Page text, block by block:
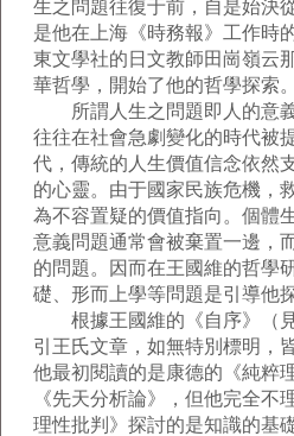
生之問題往復于前，自是始決
是他在上海《時務報》工作時
東文學社的日文教師田崗嶺云
華哲學，開始了他的哲學探索。
所謂人生之問題即人的意義
往往在社會急劇變化的時代被
代，傳統的人生價值信念依然
的心靈。由于國家民族危機，
為不容置疑的價值指向。個體
意義問題通常會被棄置一邊，
的問題。因而在王國維的哲學
礎、形而上學等問題是引導他
根據王國維的《自序》（見
引王氏文章，如無特別標明，
他最初閱讀的是康德的《純粹
《先天分析論》，但他完全不
理性批判》探討的是知識的基